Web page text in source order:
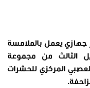
يعمل بالملامسة
الثالث من مجموعة
المركزي للحشرات